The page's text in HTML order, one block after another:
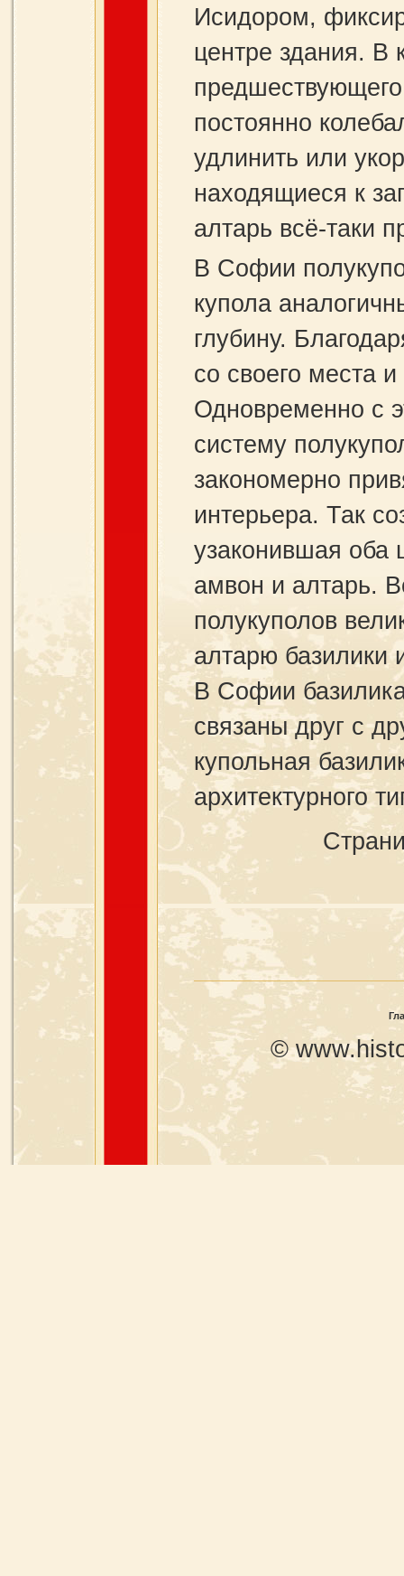
Исидором,
центре здания. В
постоянно
удлинить или
находящиеся к
алтарь всё-таки
В Софии
купола
глубину.
со своего места
Одновременно с
систему
закономерно
интерьера. Так
узаконившая
амвон и алтарь.
полукуполов
алтарю базилики
В Софии
связаны друг с
купольная
архитектурного
©